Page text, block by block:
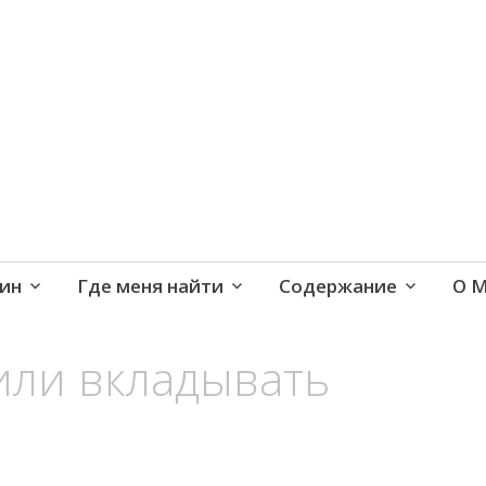
Где меня найти Содержание О
вкладывать